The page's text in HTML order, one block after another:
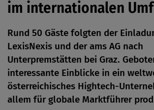
im internationalen
Rund 50 Gäste folgten der
LexisNexis und der ams AG nach
Unterpremstätten bei Graz.
interessante Einblicke in ein
österreichisches Hightech-
allem für globale Marktführer